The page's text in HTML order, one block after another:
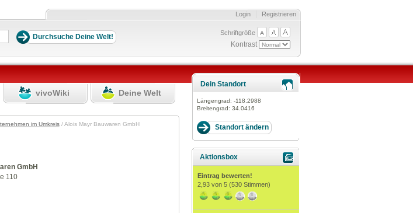
Registrieren
Login
Schriftgröße
Kontrast
vivoWiki Deine Welt
im Umkreis/ Alois Mayr Bauwaren GmbH
GmbH
110
Dein Standort
Längengrad: -118.2988
Breitengrad: 34.0416
Aktionsbox
Eintrag bewerten!
2,93 von 5 (530 Stimmen)